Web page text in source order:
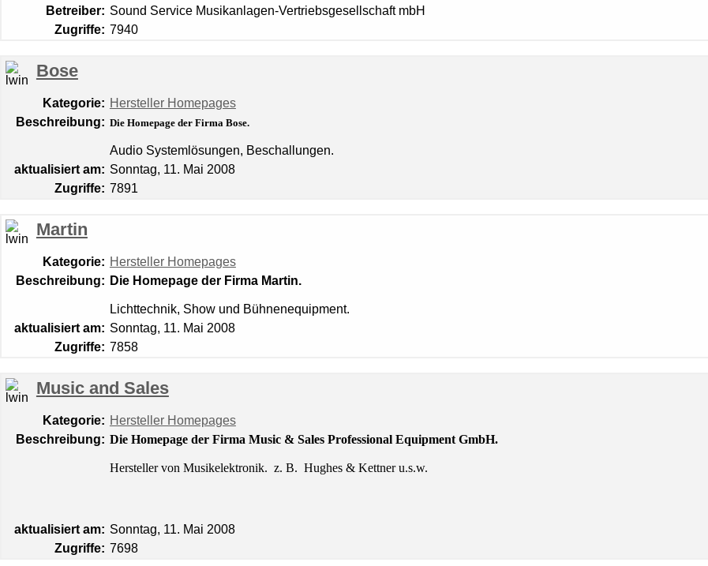
Betreiber: Sound Service Musikanlagen-Vertriebsgesellschaft mbH
Zugriffe: 7940
Bose
Kategorie: Hersteller Homepages
Beschreibung: Die Homepage der Firma Bose.
Audio Systemlösungen, Beschallungen.
aktualisiert am: Sonntag, 11. Mai 2008
Zugriffe: 7891
Martin
Kategorie: Hersteller Homepages
Beschreibung: Die Homepage der Firma Martin.
Lichttechnik, Show und Bühnenequipment.
aktualisiert am: Sonntag, 11. Mai 2008
Zugriffe: 7858
Music and Sales
Kategorie: Hersteller Homepages
Beschreibung: Die Homepage der Firma Music & Sales Professional Equipment GmbH.
Hersteller von Musikelektronik. z. B. Hughes & Kettner u.s.w.
aktualisiert am: Sonntag, 11. Mai 2008
Zugriffe: 7698